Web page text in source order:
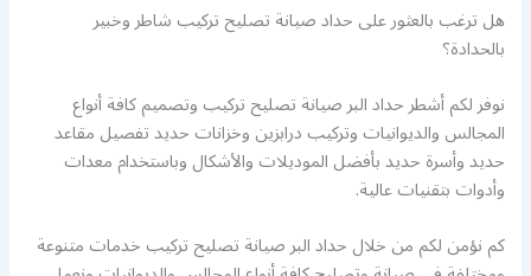
هل ترغب بالعثور على حداد صيانة تصليح تركيب شاطر وخبير
بالحدادة؟
نوفر لكم أشطر حداد البر صيانة تصليح تركيب وتصميم كافة أنواع
المجالس والديوانيات وتركيب درابزين وخزانات حديد تفصيل مقاعد
حديد وأسرة حديد بأفضل الموديلات والأشكال وباستخدام معدات
وأدوات بتقنيات عالية.
كم نؤمن لكم من خلال حداد البر صيانة تصليح تركيب خدمات متنوعة